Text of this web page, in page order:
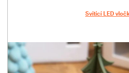
Svítící LED